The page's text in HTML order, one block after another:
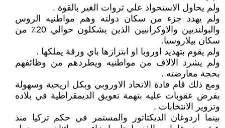
ولم يحاول الاستحواذ علي ثروات الغير بالقوة .
ولم يهدد جزء من سكان دولته وهم مواطنيه الروس
والبولنديين والاوكرانيين الذين يشكلون حوالي 20٪ من
سكان بيلاروسيا.
ولم يقوم بتهديد اوروبا او ابتزازها باي ورقة يملكها .
ولم يشرد الالاف من مواطنيه ويطردهم من وظائفهم
بحجة معارضته .
ومع ذلك قام قادة الاتحاد الاوروبي وبكل اريحية وسهولة
بفرض عقوبات عليه بتهمة تعويق الديمقراطية في بلاده
وتزوير الانتخابات .
بينما اردوغان الديكتاتور والمستمر في حكم تركيا منذ